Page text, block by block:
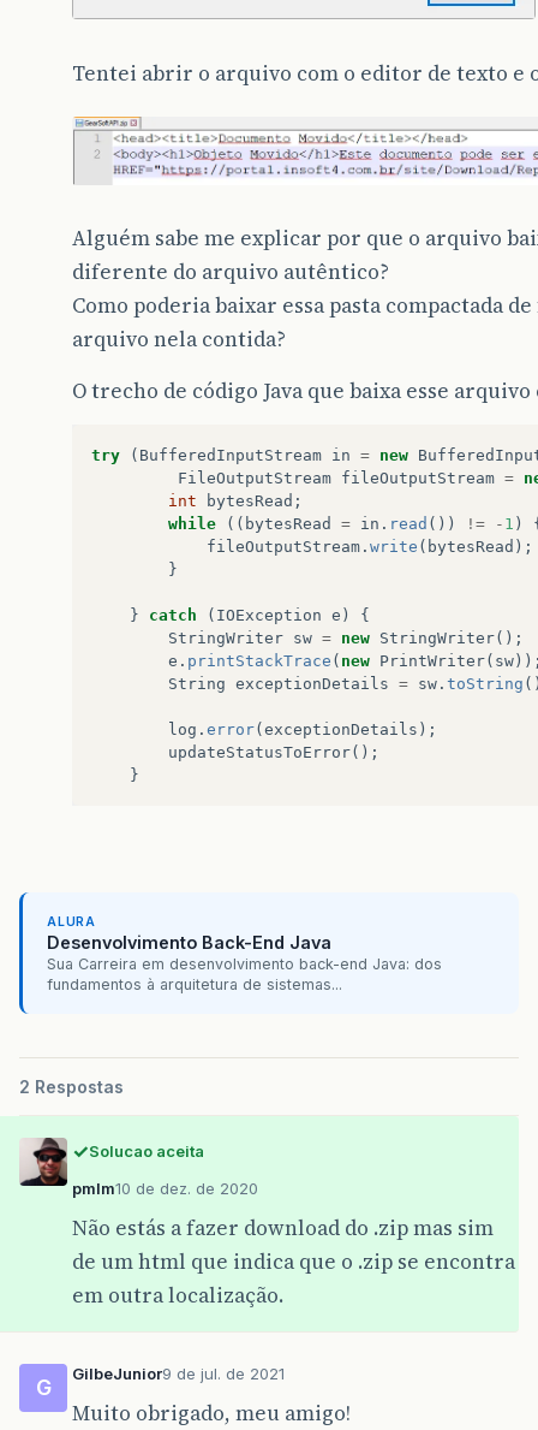
Tentei abrir o arquivo com o editor de texto e
Alguém sabe me explicar por que o arquivo
diferente do arquivo autêntico?
Como poderia baixar essa pasta compactada
arquivo nela contida?
O trecho de código Java que baixa esse
try ( BufferedInputStream in = new
FileOutputStream fileOutputStream =
int
bytesRead ;
while
(( bytesRead = in . read ()) != - 1 )
fileOutputStream . write ( bytesRead );
}
} catch ( IOException e )
{
StringWriter sw = new StringWriter();
e . printStackTrace ( new PrintWriter( sw
String exceptionDetails = sw . toString
log . error( exceptionDetails );
updateStatusToError();
}
ALURA
Desenvolvimento Back-End Java
Sua Carreira em desenvolvimento back-end Java: dos
fundamentos à arquitetura de sistemas...
2 Respostas
Solucao aceita
pmlm10 de dez. de 2020
Não estás a fazer download do .zip mas sim
de um html que indica que o .zip se encontra
em outra localização.
G
GilbeJunior9 de jul. de 2021
Muito obrigado, meu amigo!